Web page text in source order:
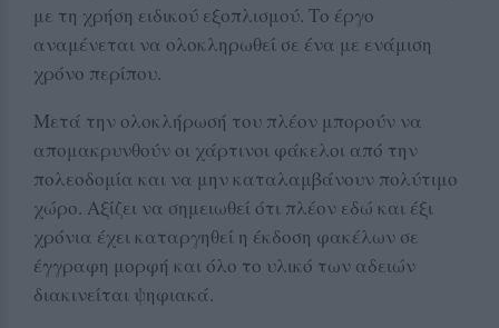
με τη χρήση ειδικού εξοπλισμού. Το έργο
αναμένεται να ολοκληρωθεί σε ένα με ενάμιση
χρόνο περίπου.
Μετά την ολοκλήρωσή του πλέον μπορούν να
απομακρυνθούν οι χάρτινοι φάκελοι από την
πολεοδομία και να μην καταλαμβάνουν πολύτιμο
χώρο. Αξίζει να σημειωθεί ότι πλέον εδώ και έξι
χρόνια έχει καταργηθεί η έκδοση φακέλων σε
έγγραφη μορφή και όλο το υλικό των αδειών
διακινείται ψηφιακά.